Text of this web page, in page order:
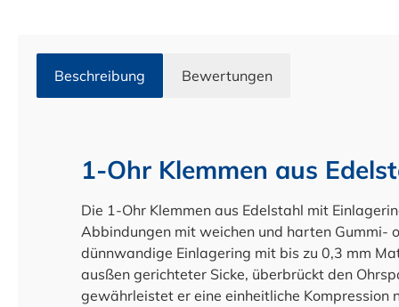
Beschreibung Bewertungen
1-Ohr Klemmen aus
Die 1-Ohr Klemmen aus Edelstahl mit
Abbindungen mit weichen und harten Gummi-
dünnwandige Einlagering mit bis zu 0,3 mm
ausßen gerichteter Sicke, überbrückt den
gewährleistet er eine einheitliche Kompression